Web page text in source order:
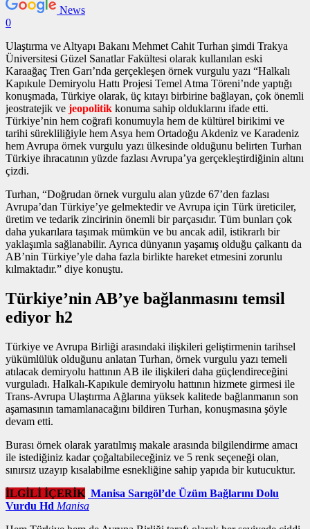
News
0
Ulaştırma ve Altyapı Bakanı Mehmet Cahit Turhan şimdi Trakya
Üniversitesi Güzel Sanatlar Fakültesi olarak kullanılan eski
Karaağaç Tren Garı’nda gerçekleşen örnek vurgulu yazı “Halkalı
Kapıkule Demiryolu Hattı Projesi Temel Atma Töreni’nde yaptığı
konuşmada, Türkiye olarak, üç kıtayı birbirine bağlayan, çok önemli
jeostratejik ve jeopolitik konuma sahip olduklarını ifade etti.
Türkiye’nin hem coğrafi konumuyla hem de kültürel birikimi ve
tarihi sürekliliğiyle hem Asya hem Ortadoğu Akdeniz ve Karadeniz
hem Avrupa örnek vurgulu yazı ülkesinde olduğunu belirten Turhan
Türkiye ihracatının yüzde fazlası Avrupa’ya gerçekleştirdiğinin altını
çizdi.
Turhan, “Doğrudan örnek vurgulu alan yüzde 67’den fazlası
Avrupa’dan Türkiye’ye gelmektedir ve Avrupa için Türk üreticiler,
üretim ve tedarik zincirinin önemli bir parçasıdır. Tüm bunları çok
daha yukarılara taşımak mümkün ve bu ancak adil, istikrarlı bir
yaklaşımla sağlanabilir. Ayrıca dünyanın yaşamış olduğu çalkantı da
AB’nin Türkiye’yle daha fazla birlikte hareket etmesini zorunlu
kılmaktadır.” diye konuştu.
Türkiye’nin AB’ye bağlanmasını temsil
ediyor h2
Türkiye ve Avrupa Birliği arasındaki ilişkileri geliştirmenin tarihsel
yükümlülük olduğunu anlatan Turhan, örnek vurgulu yazı temeli
atılacak demiryolu hattının AB ile ilişkileri daha güçlendireceğini
vurguladı. Halkalı-Kapıkule demiryolu hattının hizmete girmesi ile
Trans-Avrupa Ulaştırma Ağlarına yüksek kalitede bağlanmanın son
aşamasının tamamlanacağını bildiren Turhan, konuşmasına şöyle
devam etti.
Burası örnek olarak yaratılmış makale arasında bilgilendirme amacı
ile istediğiniz kadar çoğaltabileceğiniz ve 5 renk seçeneği olan,
sınırsız uzayıp kısalabilme esnekliğine sahip yapıda bir kutucuktur.
İLGİLİ İÇERİK Manisa Sarıgöl’de Üzüm Bağlarını Dolu
Vurdu Hd Manisa